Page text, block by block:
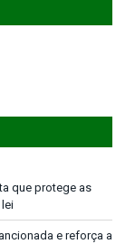
que protege as
e reforça a